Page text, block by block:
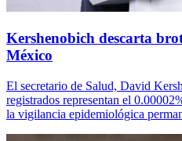
Kershenobich descarta
México
El secretario de Salud, David
registrados representan el
la vigilancia epidemiológica